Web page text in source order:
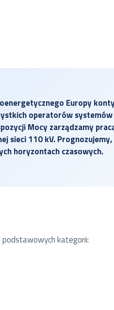
Europy
operatorów
Mocy zarządzamy
sieci 110 kV.
horyzontach czasowych.
podstawowych kategorii: